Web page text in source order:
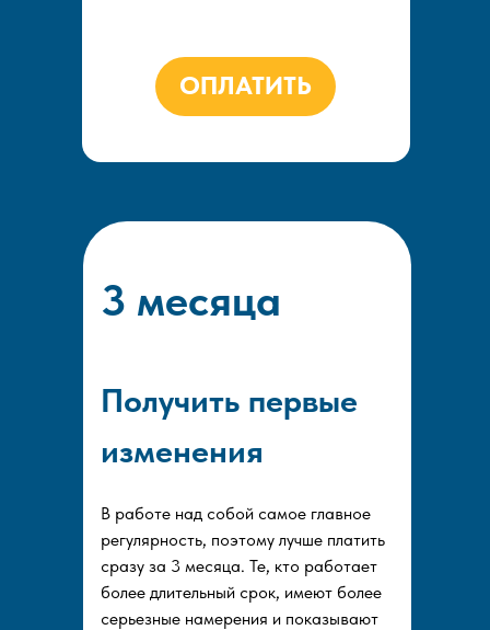
3 месяца
Получить первые
изменения
В работе над собой самое главное
регулярность, поэтому лучше платить
сразу за 3 месяца. Те, кто работает
более длительный срок, имеют более
серьезные намерения и показывают
ОПЛАТИТЬ